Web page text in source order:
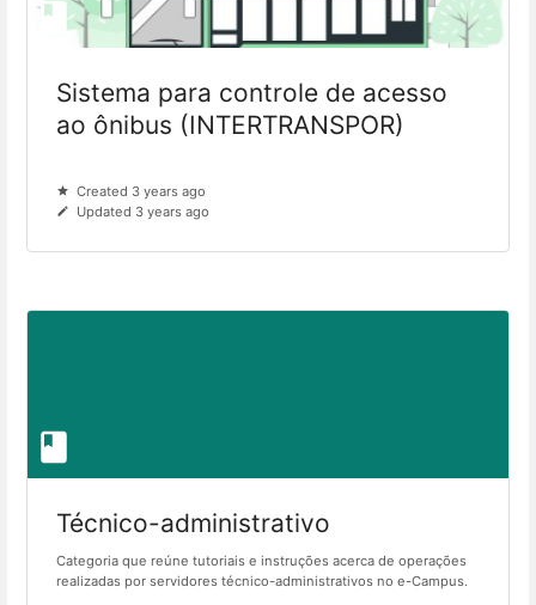
Sistema para controle de acesso
ao ônibus (INTERTRANSPOR)
Created 3 years ago
Updated 3 years ago
Técnico-administrativo
Categoria que reúne tutoriais e instruções acerca de operações
realizadas por servidores técnico-administrativos no e-Campus.